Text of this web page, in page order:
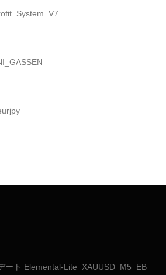
ート Elemental-Lite_XAUUSD_M5_EB